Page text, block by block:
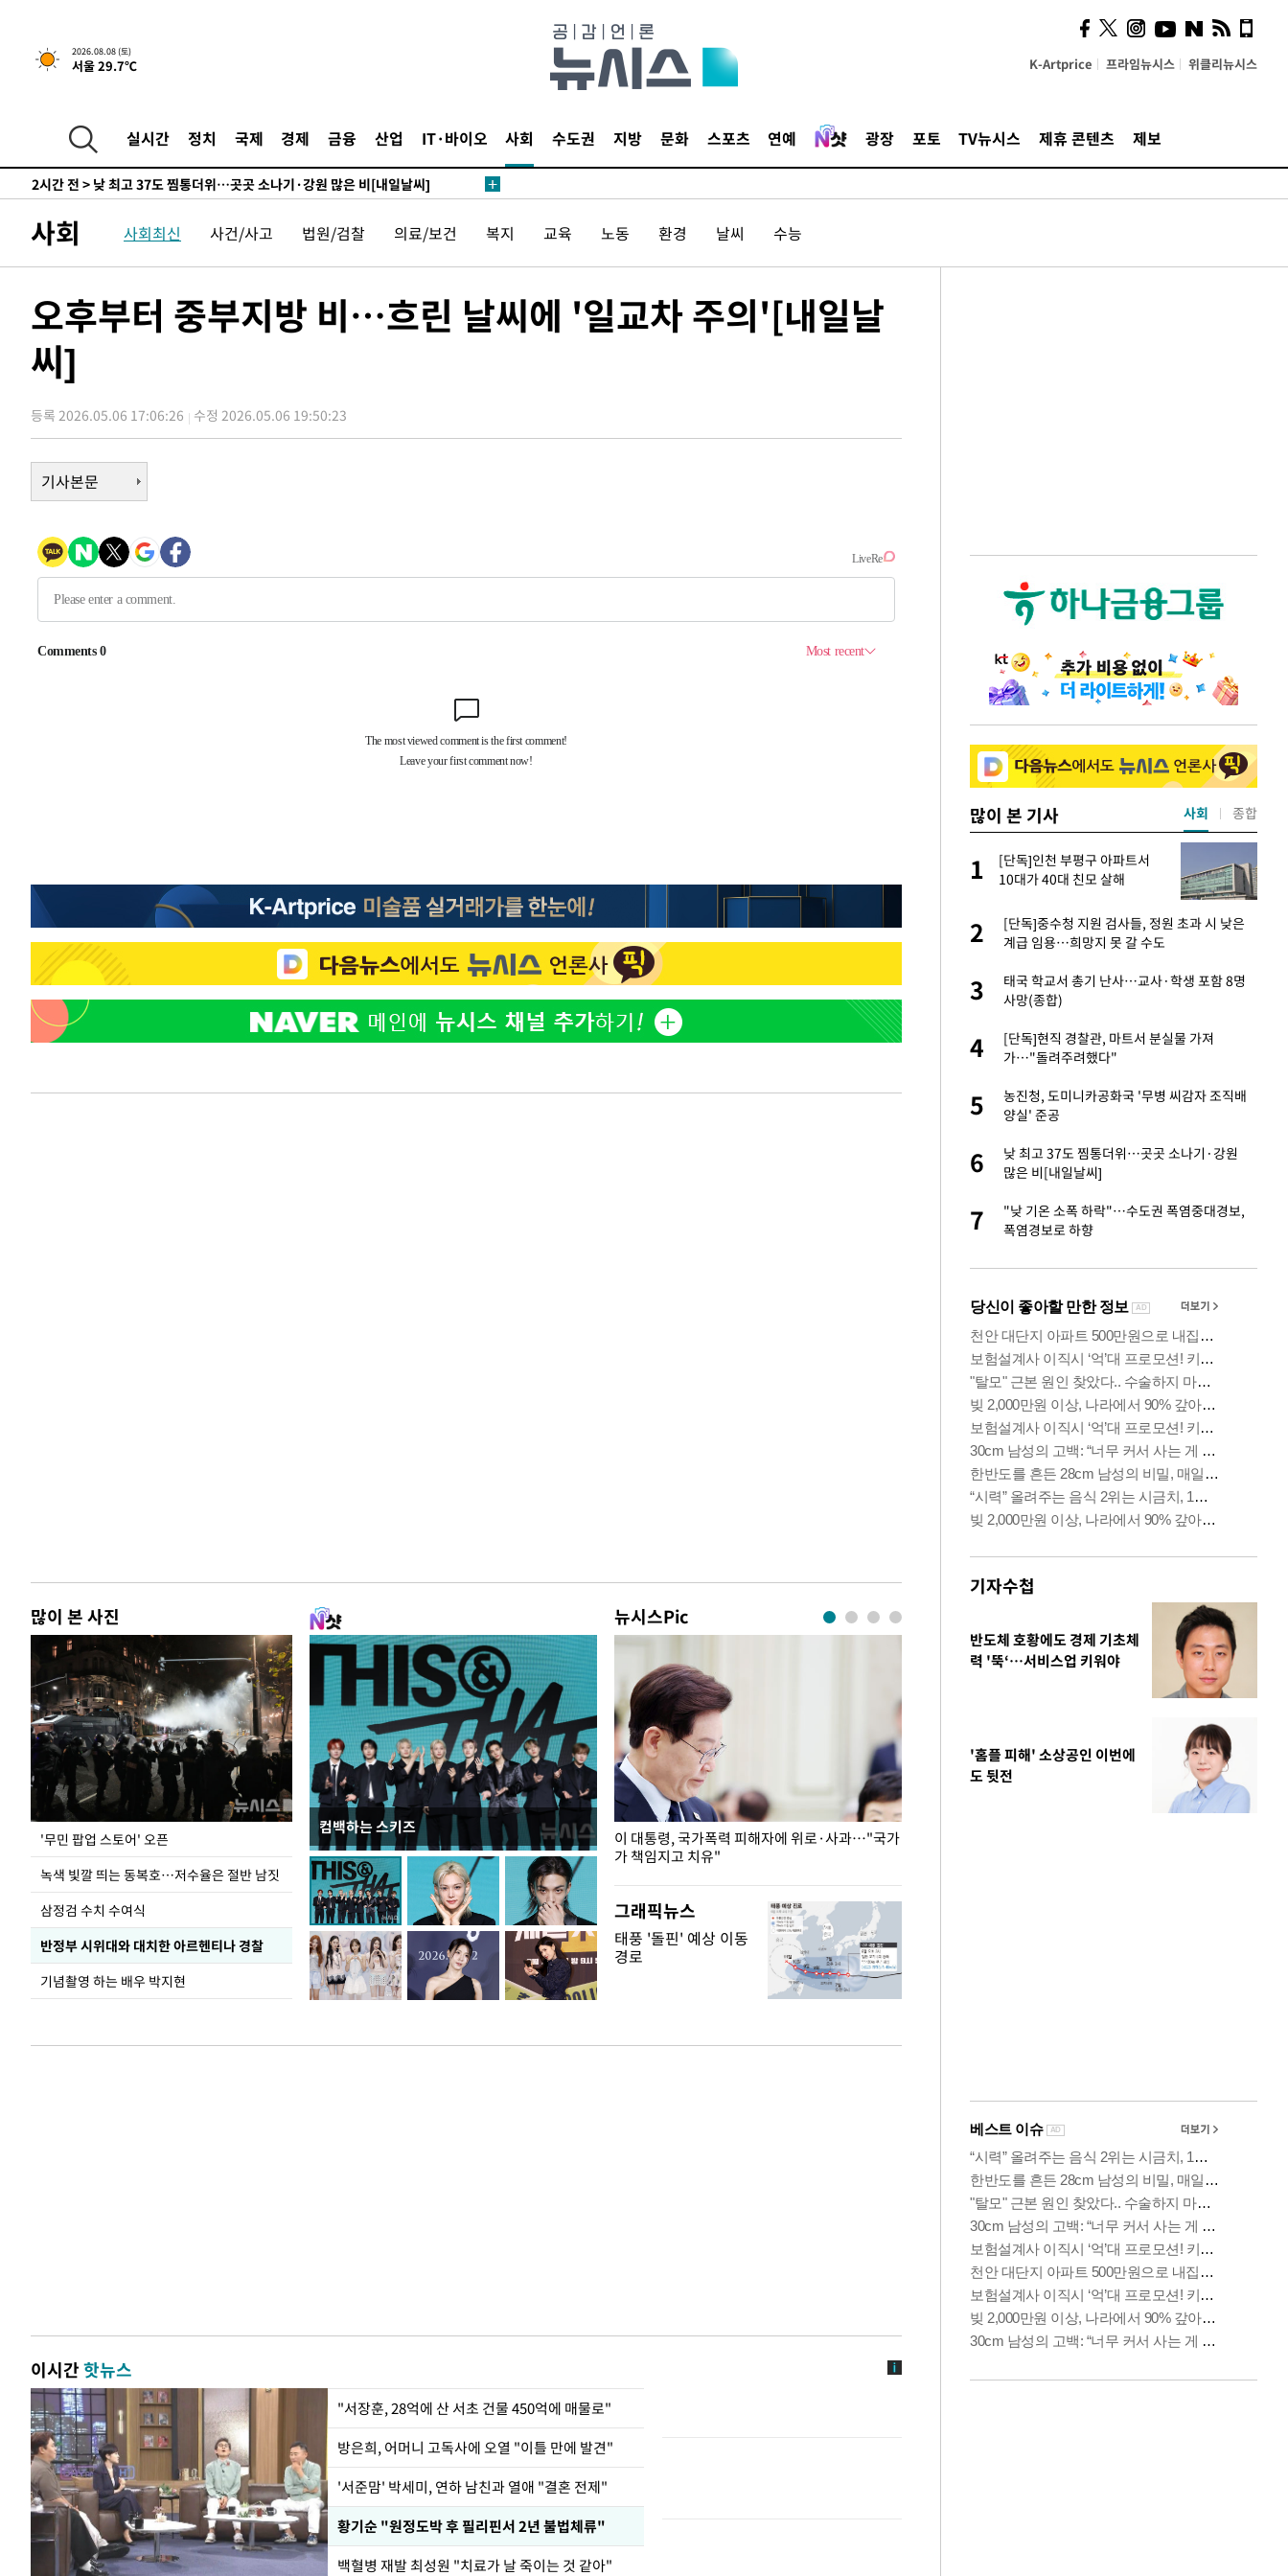
2026.08.08 (토)
서울 29.7℃ K-Artprice 프라임뉴시스 위클리뉴시스
실시간 정치 국제 경제 금융 산업 IT·바이오 사회 수도권 지방 문화 스포츠 연예 광장 포토 TV뉴시스 제휴 콘텐츠 제보
↓-1603초 전 >[속보]이 대통령 "부동산 공급 기존 사고방식 매달리지 말고 과감히
실천"
-688초 전 > 이란, "오만과 '중앙 단일 루트' 합의…북쪽 인바운드·남쪽 아웃바운
2시간 전 >[속보]이 대통령, '호우피해' 안동·의성 관할 4개 면 특별재난지역 선포
[단독]중수청 지원 검사들, 정원 초과 시 낮은 계급 임용…희망지 못 갈
수도
2시간 전 > 낮 최고 37도 찜통더위…곳곳 소나기·강원 많은 비[내일날씨]
4시간 전 >
여자배구 이재영·이다영 자매, 아제르바이잔 투란VC 입단
4시간 전 >외국인 심판 성 접대 7경기 들여다보니…한국 축구 '5승 2무'
4시간 전 >[속보]코스피, 6200선 약보합…0.60% 내린 6258.77에 마쳐
4시간 전 >
4시간 전 >
5시간 전 >외신들도 주목한 韓축구 파문…"국민적 공분에 수사 재개"
5시간 전 >[속보]규제합리화위원회 부위원장에 김태유 서울대 공대 교수…이병태
후임
-9173초 전 >이강인, 폭염 속 AT마드리드 첫 훈련…80명 식사 대접까지(종합)
-6312초 전 > 미 사업체 일자리, 7월에 2.3만개 순감하고 그 전 2개월 10.3만개 하
향수정 (2보)
-5760초 전 >[속보] 미 사업체, 일자리 7월에 2.3만 개 줄어…실업률은 4.1%로
↓
실천"
[단독]중수청 지원 검사들, 정원 초과 시 낮은 계급 임용…희망지 못 갈
SK하이닉스, 용인·청주 팹에 54조 투자…"AI 메모리 수요 선제 대응"
4시간 전 >[속보]원·달러 환율, 7.7원 내린 1416.1원 마감
4시간 전 >
[속보] 노원서 40.1도 관측…서울, 2018년 이후 첫 40도
5시간 전 >외신들도 주목한 韓축구 파문…"국민적 공분에 수사 재개"
5시간 전 >11시간 압수수색에 성접대 파문까지…'쑥대밭' 된 축구협회
5시간 전 >
[속보]규제합리화위원회 부위원장에 김태유 서울대 공대 교수…이병태
후임
사회 사회최신 사건/사고 법원/검찰 의료/보건 복지 교육 노동 환경 날씨 수능
오후부터 중부지방 비…흐린 날씨에 '일교차 주의'[내일날
씨]
등록 2026.05.06 17:06:26 수정 2026.05.06 19:50:23
기사본문
많이 본 사진
'무민 팝업 스토어' 오픈
녹색 빛깔 띄는 동복호…저수율은 절반 남짓
삼정검 수치 수여식
반정부 시위대와 대치한 아르헨티나 경찰
기념촬영 하는 배우 박지현
컴백하는 스키즈
뉴시스Pic
지석천 뒤덮은 개구리밥
이 대통령, 국가폭력 피해자에 위로·사과…"국가
가 책임지고 치유"
그래픽뉴스
태풍 '돌핀' 예상 이동
경로
이시간핫뉴스
"서장훈, 28억에 산 서초 건물 450억에 매물로"
방은희, 어머니 고독사에 오열 "이틀 만에 발견"
'서준맘' 박세미, 연하 남친과 열애 "결혼 전제"
황기순 "원정도박 후 필리핀서 2년 불법체류"
백혈병 재발 최성원 "치료가 날 죽이는 것 같아"
많이 본 기사
2
[단독]인천 부평구 아파트서 10대가 40대 친
모 살해
3
[속보]이 대통령, '호우피해' 안동·의성 관할
4개 면 특별재난지역 선포
4
'서준맘' 박세미, 연하 남자친구와 열애 "결혼
5
[속보]이 대통령 "부동산 공급 기존 사고방식
1
[단독]인천 부평구 아파트서
10대가 40대 친모 살해
2
[단독]중수청 지원 검사들, 정원 초과 시 낮은
계급 임용…희망지 못 갈 수도
3
태국 학교서 총기 난사…교사·학생 포함 8명
사망(종합)
4
[단독]현직 경찰관, 마트서 분실물 가져
가…"돌려주려했다"
5
농진청, 도미니카공화국 '무병 씨감자 조직배
양실' 준공
6
낮 최고 37도 찜통더위…곳곳 소나기·강원
많은 비[내일날씨]
7
"낮 기온 소폭 하락"…수도권 폭염중대경보,
폭염경보로 하향
사회 종합
기자수첩
반도체 호황에도 경제 기초체
력 '뚝‘…서비스업 키워야
'홈플 피해' 소상공인 이번에
도 뒷전